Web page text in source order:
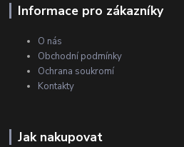
Informace pro zákazníky
O nás
Obchodní podmínky
Ochrana soukromí
Kontakty
Jak nakupovat